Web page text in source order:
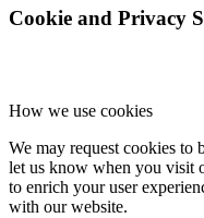
Cookie and Privacy
How we use cookies
We may request cookies to
let us know when you visit
to enrich your user
with our website.